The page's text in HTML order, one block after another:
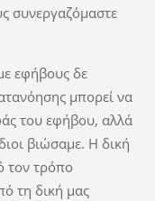
συνεργαζόμαστε
εφήβους δε
μπορεί να
του εφήβου, αλλά
βιώσαμε. Η δική
τον τρόπο
τη δική μας